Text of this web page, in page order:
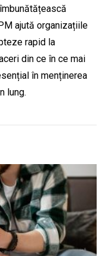
ajută organizațiile
rapid la
din ce în ce mai
în menținerea
lung.